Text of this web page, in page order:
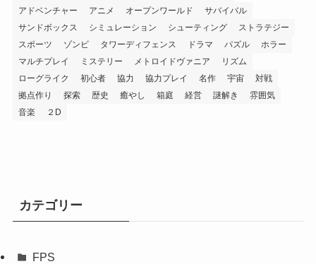
アドベンチャー
アニメ オープンワールド
サバイバル
サンドボックス
シミュレーション シューティング
ストラテジー
スポーツ
ゾンビ タワーディフェンス ドラマ パズル
ホラー
マルチプレイ
ミステリー メトロイドヴァニア
リズム
ローグライク
初心者 協力 協力プレイ 名作 宇宙
対戦
拠点作り
探索 歴史 癒やし 箱庭 経営 謎解き
雰囲気
音楽
２D
カテゴリー
FPS